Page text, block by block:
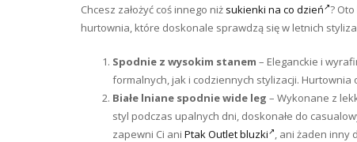
Chcesz założyć coś innego niż sukienki na co dzień ?
hurtownia, które doskonale sprawdzą się w letnich
Spodnie z wysokim stanem – Eleganckie i
formalnych, jak i codziennych stylizacji.
Białe lniane spodnie wide leg – Wykonane z
styl podczas upalnych dni, doskonałe do
zapewni Ci ani Ptak Outlet bluzki , ani żaden inny